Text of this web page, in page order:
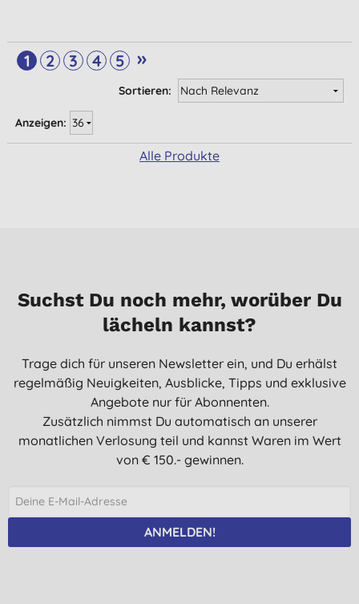
1 2 3 4 5 »
Sortieren:
Anzeigen:
Alle Produkte
Suchst Du noch mehr, worüber Du
lächeln kannst?
Trage dich für unseren Newsletter ein, und Du erhälst
regelmäßig Neuigkeiten, Ausblicke, Tipps und exklusive
Angebote nur für Abonnenten.
Zusätzlich nimmst Du automatisch an unserer
monatlichen Verlosung teil und kannst Waren im Wert
von € 150.- gewinnen.
ANMELDEN!